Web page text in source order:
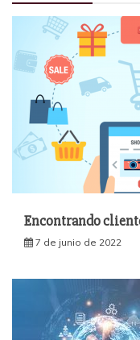
Encontrando
7 de junio de 2022